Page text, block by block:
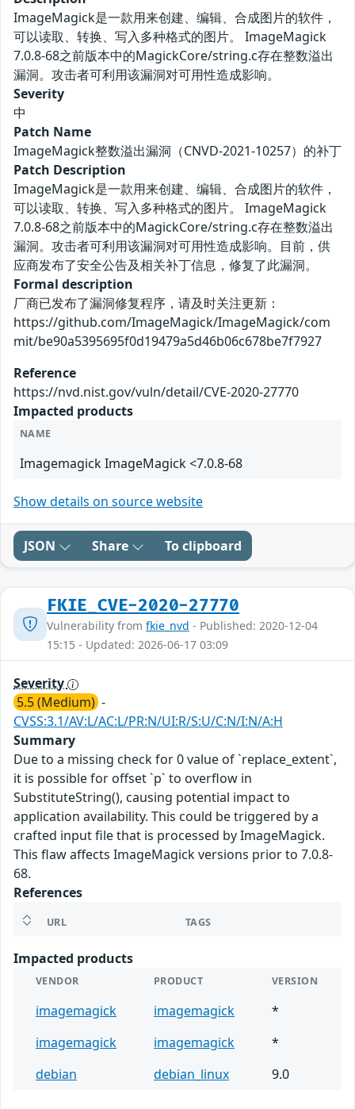
ImageMagick是一款用来创建、编辑、合成图片的软件，
可以读取、转换、写入多种格式的图片。 ImageMagick
7.0.8-68之前版本中的MagickCore/string.c存在整数溢出
漏洞。攻击者可利用该漏洞对可用性造成影响。
Severity
中
Patch Name
ImageMagick整数溢出漏洞（CNVD-2021-10257）的补丁
Patch Description
ImageMagick是一款用来创建、编辑、合成图片的软件，
可以读取、转换、写入多种格式的图片。 ImageMagick
7.0.8-68之前版本中的MagickCore/string.c存在整数溢出
漏洞。攻击者可利用该漏洞对可用性造成影响。目前，供
应商发布了安全公告及相关补丁信息，修复了此漏洞。
Formal description
厂商已发布了漏洞修复程序，请及时关注更新：
https://github.com/ImageMagick/ImageMagick/com
mit/be90a5395695f0d19479a5d46b06c678be7f7927
Reference
https://nvd.nist.gov/vuln/detail/CVE-2020-27770
Impacted products
NAME
Imagemagick ImageMagick <7.0.8-68
Show details on source website
JSON Share To clipboard
FKIE_CVE-2020-27770
Vulnerability from fkie_nvd - Published: 2020-12-04
15:15 - Updated: 2026-06-17 03:09
Severity
5.5 (Medium) -
CVSS:3.1/AV:L/AC:L/PR:N/UI:R/S:U/C:N/I:N/A:H
Summary
Due to a missing check for 0 value of `replace_extent`,
it is possible for offset `p` to overflow in
SubstituteString(), causing potential impact to
application availability. This could be triggered by a
crafted input file that is processed by ImageMagick.
This flaw affects ImageMagick versions prior to 7.0.8-
68.
References
URL TAGS
Impacted products
VENDOR PRODUCT VERSION
imagemagick imagemagick
*
imagemagick
imagemagick
*
debian
debian_linux 9.0